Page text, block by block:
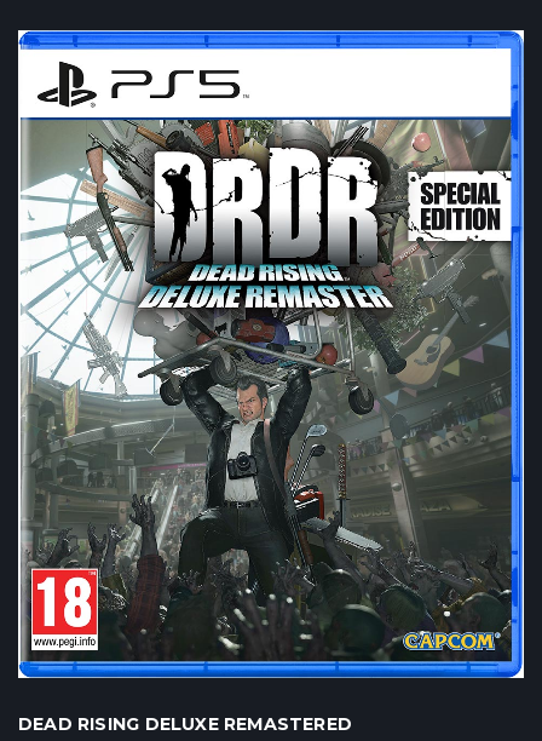
DEAD RISING DELUXE REMASTERED